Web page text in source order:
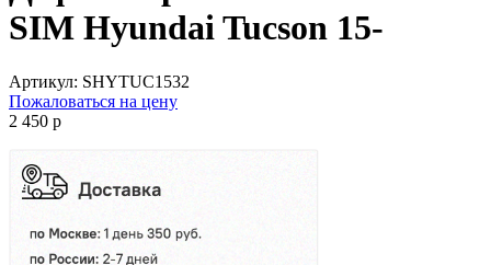
SIM Hyundai Tucson 15-
Артикул: SHYTUC1532
Пожаловаться на цену
2 450 p